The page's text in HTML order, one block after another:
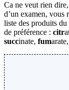
Ca ne veut rien
d’un examen, vous
liste des produits du
de préférence : citr
succinate, fumarate,